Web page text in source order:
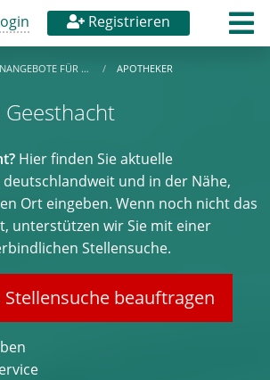
Registrieren
FÜR … APOTHEKER
Hier finden Sie aktuelle
und in der Nähe,
Ort eingeben. Wenn noch nicht das
unterstützen wir Sie mit einer
Stellensuche.
Stellensuche beauftragen